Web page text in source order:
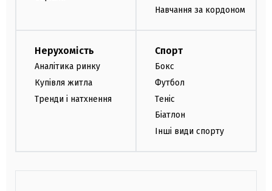
Навчання за кордоном
Нерухомість
Аналітика ринку
Купівля житла
Тренди і натхнення
Спорт
Бокс
Футбол
Теніс
Біатлон
Інші види спорту